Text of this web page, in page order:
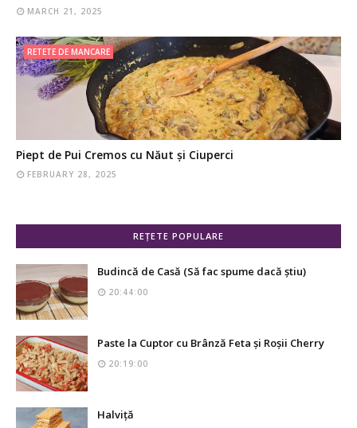
MARCH 21, 2025
RETETE DE MANCARE
Piept de Pui Cremos cu Năut și Ciuperci
FEBRUARY 28, 2025
REȚETE POPULARE
Budincă de Casă (Să fac spume dacă știu)
20:44:00
Paste la Cuptor cu Brânză Feta și Roșii Cherry
20:19:00
Halviță